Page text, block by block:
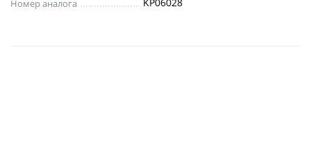
Номер аналога